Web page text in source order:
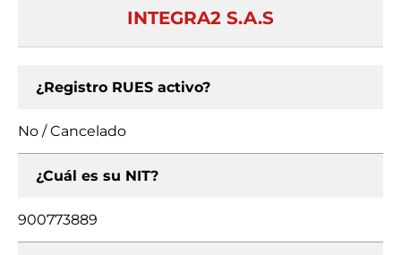
INTEGRA2 S.A.S
¿Registro RUES activo?
No / Cancelado
¿Cuál es su NIT?
900773889